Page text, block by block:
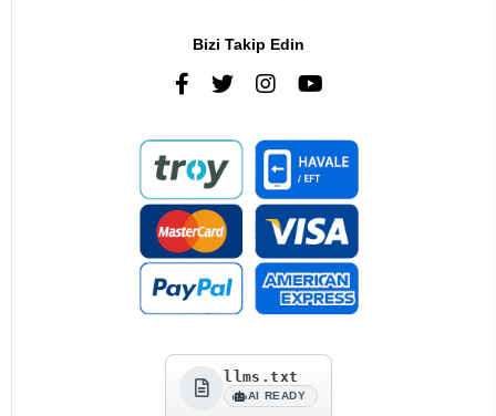
Bizi Takip Edin
llms.txt
AI READY